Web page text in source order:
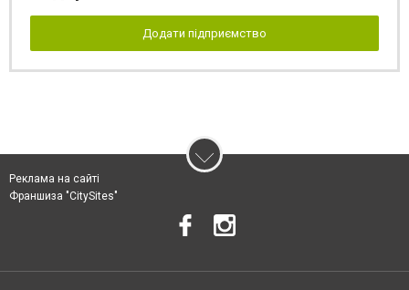
Додати підприємство
Реклама на сайті
Франшиза "CitySites"